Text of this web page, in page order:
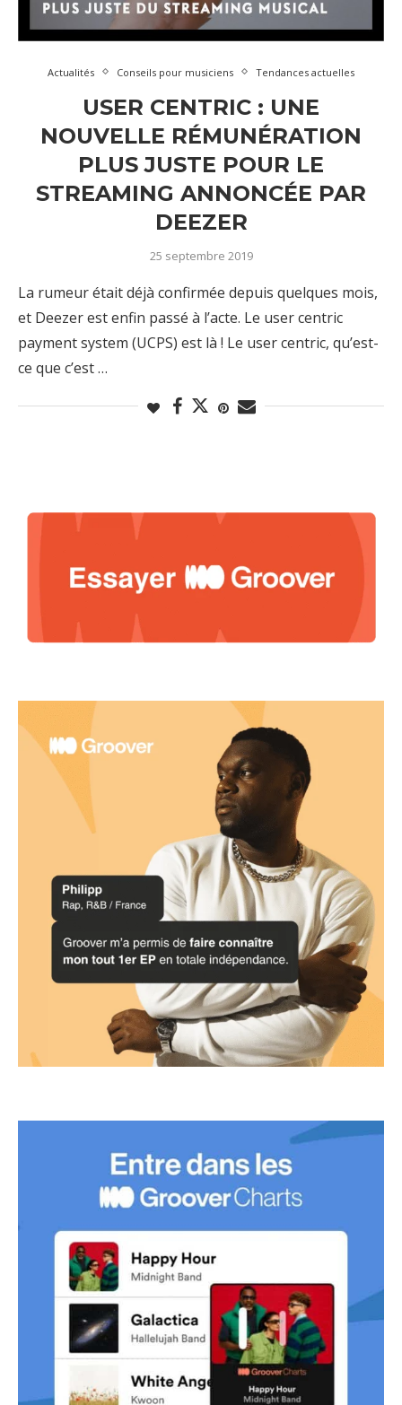
Actualités Conseils pour musiciens Tendances actuelles
USER CENTRIC : UNE
NOUVELLE RÉMUNÉRATION
PLUS JUSTE POUR LE
STREAMING ANNONCÉE PAR
DEEZER
25 septembre 2019
La rumeur était déjà confirmée depuis quelques mois,
et Deezer est enfin passé à l’acte. Le user centric
payment system (UCPS) est là ! Le user centric, qu’est-
ce que c’est …